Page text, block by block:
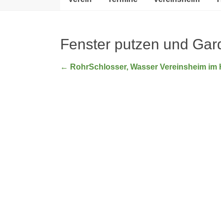
Fenster putzen und
← RohrSchlosser, Wasser Vereinsheim